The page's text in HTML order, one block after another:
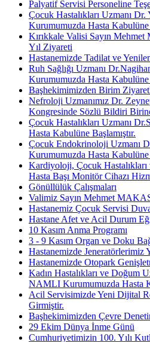
Palyatif Servisi Personeline
Çocuk Hastalıkları Uzmanı
Kurumumuzda Hasta Kabulüne
Kırıkkale Valisi Sayın
Yıl Ziyareti
Hastanemizde Tadilat ve
Ruh Sağlığı Uzmanı
Kurumumuzda Hasta Kabulüne
Başhekimimizden Birim
Nefroloji Uzmanımız Dr.
Kongresinde Sözlü Bildiri
Çocuk Hastalıkları Uzmanı
Hasta Kabulüne Başlamıştır.
Çocuk Endokrinoloji Uzmanı
Kurumumuzda Hasta Kabulüne
Kardiyoloji, Çocuk
Hasta Başı Monitör Cihazı
Gönüllülük Çalışmaları
Valimiz Sayın Mehmet
Hastanemiz Çocuk Servisi
Hastane Afet ve Acil Durum
10 Kasım Anma Programı
3 - 9 Kasım Organ ve Doku
Hastanemizde Jeneratörlerimiz
Hastanemizde Otopark
Kadın Hastalıkları ve Doğum
NAMLI Kurumumuzda Hasta
Acil Servisimizde Yeni Dijital
Girmiştir.
Başhekimimizden Çevre
29 Ekim Dünya İnme Günü
Cumhuriyetimizin 100. Yılı